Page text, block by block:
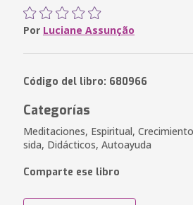
Por Luciane Assunção
Código del libro: 680966
Categorías
Meditaciones, Espiritual,
sida, Didácticos, Autoayuda
Comparte ese libro